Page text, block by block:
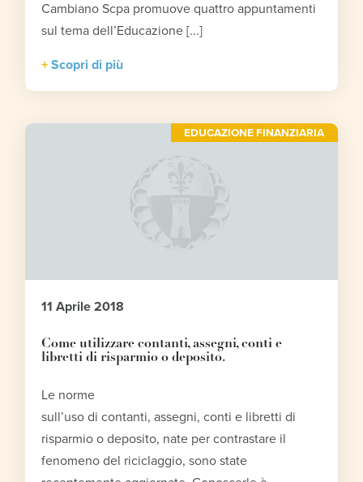
Cambiano Scpa promuove quattro appuntamenti
sul tema dell’Educazione [...]
Scopri di più
EDUCAZIONE FINANZIARIA
11 Aprile 2018
Come utilizzare contanti, assegni, conti e
libretti di risparmio o deposito.
Le norme
sull’uso di contanti, assegni, conti e libretti di
risparmio o deposito, nate per contrastare il
fenomeno del riciclaggio, sono state